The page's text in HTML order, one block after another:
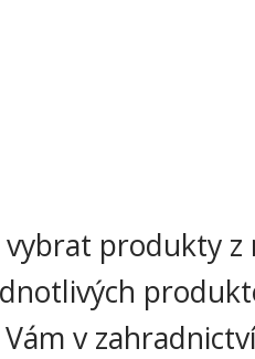
vybrat produkty z
v